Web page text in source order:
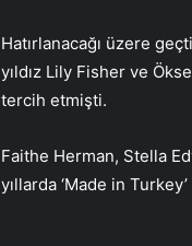
Hatırlanacağı üzere
yıldız Lily Fisher ve
tercih etmişti.
Faithe Herman, Stella
yıllarda ‘Made in